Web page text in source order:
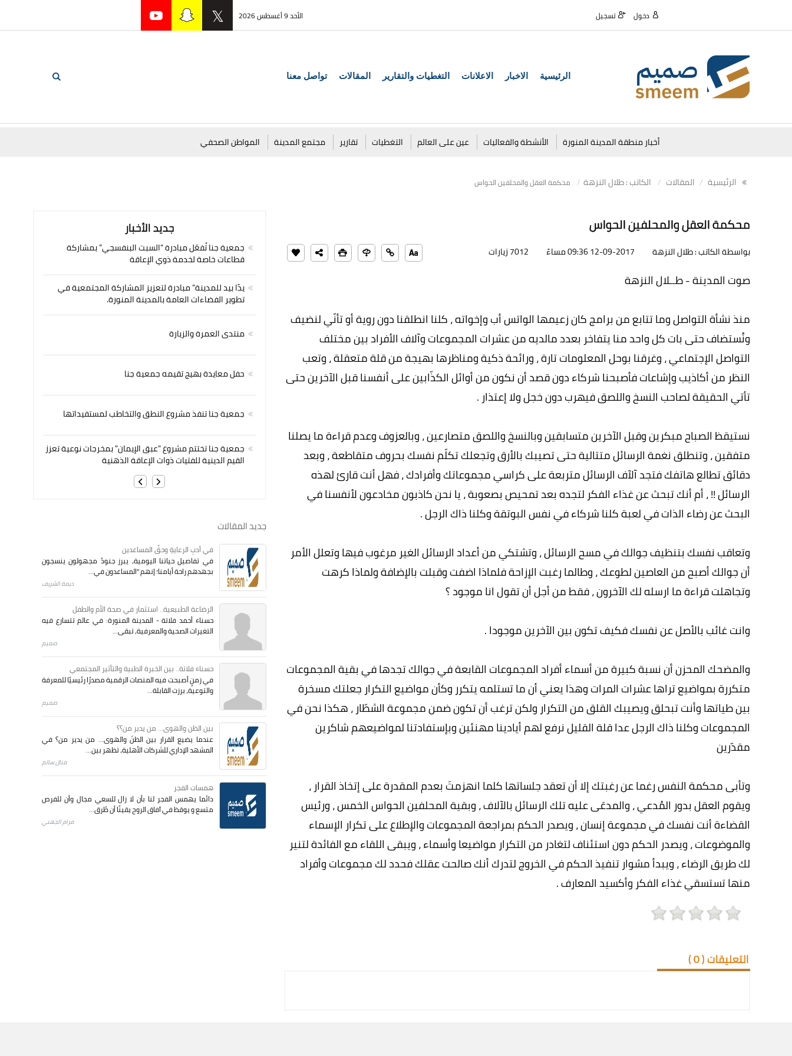
الأحد 9 أغسطس 2026 دخول تسجيل
الرئيسية الاخبار الاعلانات التغطيات والتقارير المقالات تواصل معنا
أخبار منطقة المدينة المنورة الأنشطة والفعاليات عين على العالم التغطيات تقارير مجتمع المدينة المواطن الصحفي
الرئيسية المقالات الكاتب : طلال النزهة محكمة العقل والمحلفين الحواس
محكمة العقل والمحلفين الحواس
بواسطة الكاتب : طلال النزهة 12-09-2017 09:36 مساءً 7012 زيارات
صوت المدينة - طــلال النزهة
منذ نشأة التواصل وما تتابع من برامج كان زعيمها الواتس أب وإخواته ، كلنا انطلقنا دون روية أو تأنّي لنضيف
ونُستضاف حتى بات كل واحد منا يتفاخر بعدد مالديه من عشرات المجموعات وآلاف الأفراد بين مختلف
التواصل الإجتماعي ، وغرقنا بوحل المعلومات تارة ، ورائحة ذكية ومناظرها بهيجة من قلة متعقلة ، وتعب
النظر من أكاذيب وإشاعات فأصبحنا شركاء دون قصد أن نكون من أوائل الكذّابين على أنفسنا قبل الآخرين حتى
تأتي الحقيقة لصاحب النسخ واللصق فيهرب دون خجل ولا إعتذار .
نستيقظ الصباح مبكرين وقبل الآخرين متسابقين وبالنسخ واللصق متصارعين ، وبالعزوف وعدم قراءة ما يصلنا
متفقين ، وتنطلق نغمة الرسائل متتالية حتى تصيبك بالأرق وتجعلك تكلّم نفسك بحروف متقاطعة ، وبعد
دقائق تطالع هاتفك فتجد آلآف الرسائل متربعة على كراسي مجموعاتك وأفرادك ، فهل أنت قارئ لهذه
الرسائل !! ، أم أنك تبحث عن غذاء الفكر لتجده بعد تمحيص بصعوبة ، يا نحن كاذبون مخادعون لأنفسنا في
البحث عن رضاء الذات في لعبة كلنا شركاء في نفس البوتقة وكلنا ذاك الرجل .
وتعاقب نفسك بتنظيف جوالك في مسح الرسائل ، وتشتكي من أعداد الرسائل الغير مرغوب فيها وتعلل الأمر
أن جوالك أصبح من العاصين لطوعك ، وطالما رغبت الإزاحة فلماذا اضفت وقبلت بالإضافة ولماذا كرهت
وتجاهلت قراءة ما ارسله لك الآخرون ، فقط من أجل أن تقول انا موجود ؟
وانت غائب بالأصل عن نفسك فكيف تكون بين الآخرين موجودا .
والمضحك المحزن أن نسبة كبيرة من أسماء أفراد المجموعات القابعة في جوالك تجدها في بقية المجموعات
متكررة بمواضيع تراها عشرات المرات وهذا يعني أن ما تستلمه يتكرر وكأن مواضيع التكرار جعلتك مسخرة
بين طياتها وأنت تبحلق ويصيبك القلق من التكرار ولكن ترغب أن تكون ضمن مجموعة الشطّار ، هكذا نحن في
المجموعات وكلنا ذاك الرجل عدا قلة القليل نرفع لهم أيادينا مهنئين وبإستفادتنا لمواضيعهم شاكرين
مقدّرين
وتأبى محكمة النفس رغما عن رغبتك إلا أن تعقد جلساتها كلما انهزمتَ بعدم المقدرة على إتخاذ القرار ،
ويقوم العقل بدور المُدعي ، والمدعَى عليه تلك الرسائل بالآلاف ، وبقية المحلفين الحواس الخمس ، ورئيس
القضاءة أنت نفسك في مجموعة إنسان ، ويصدر الحكم بمراجعة المجموعات والإطلاع على تكرار الإسماء
والموضوعات ، ويصدر الحكم دون استئناف لتغادر من التكرار مواضيعا وأسماء ، ويبقى اللقاء مع الفائدة لتنير
لك طريق الرضاء ، ويبدأ مشوار تنفيذ الحكم في الخروج لتدرك أنك صالحت عقلك فحدد لك مجموعات وأفراد
منها تستسقي غذاء الفكر وأكسيد المعارف .
جديد الأخبار
جمعية جنا تُفعّل مبادرة “السبت البنفسجي” بمشاركة
قطاعات خاصة لخدمة ذوي الإعاقة
يدًا بيد للمدينة” مبادرة لتعزيز المشاركة المجتمعية في
تطوير الفضاءات العامة بالمدينة المنورة.
منتدى العمرة والزيارة
حفل معايدة بهيج تقيمه جمعية جنا
جمعية جنا تنفذ مشروع النطق والتخاطب لمستفيداتها
جمعية جنا تختتم مشروع "عبق الإيمان" بمخرجات نوعية تعزز
القيم الدينية للفتيات ذوات الإعاقة الذهنية
جديد المقالات
في أدبِ الرعايةِ وحقِّ المساعدين
في تفاصيل حياتنا اليومية، يبرز جنودٌ مجهولون ينسجون
بجهدهم راحة أيامنا؛ إنهم "المساعدون في...
ديمة الشريف
الرضاعة الطبيعية.. استثمار في صحة الأم والطفل
حسناء أحمد فلاتة - المدينة المنورة: في عالم تتسارع فيه
التغيرات الصحية والمعرفية، تبقى...
صميم
حسناء فلاتة.. بين الخبرة الطبية والتأثير المجتمعي
في زمنٍ أصبحت فيه المنصات الرقمية مصدرًا رئيسيًا للمعرفة
والتوعية، برزت القابلة...
صميم
بين الظن والهوى... من يدير من؟؟
عندما يضيع القرار بين الظنّ والهوى… من يدير من؟ في
المشهد الإداري للشركات الأهلية، تظهر بين...
منال سالم
همسات الفجر
دائما يهمس الفجر لنا بأن لا زال للسعي مجال وأن للفرص
متسع و يوقظ في آفاق الروح يقينًا أن طُرق...
مرام الجهني
التعليقات (0
)